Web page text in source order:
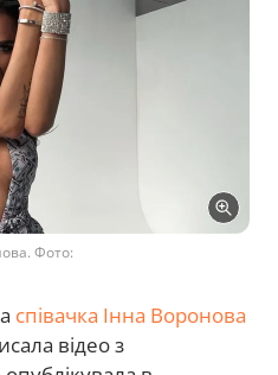
Фото:
співачка Інна Воронова
відео з